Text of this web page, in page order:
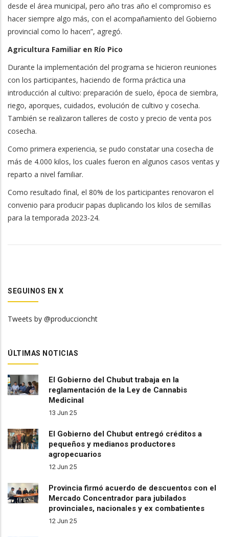
desde el área municipal, pero año tras año el compromiso es
hacer siempre algo más, con el acompañamiento del Gobierno
provincial como lo hacen”, agregó.
Agricultura Familiar en Río Pico
Durante la implementación del programa se hicieron reuniones
con los participantes, haciendo de forma práctica una
introducción al cultivo: preparación de suelo, época de siembra,
riego, aporques, cuidados, evolución de cultivo y cosecha.
También se realizaron talleres de costo y precio de venta pos
cosecha.
Como primera experiencia, se pudo constatar una cosecha de
más de 4.000 kilos, los cuales fueron en algunos casos ventas y
reparto a nivel familiar.
Como resultado final, el 80% de los participantes renovaron el
convenio para producir papas duplicando los kilos de semillas
para la temporada 2023-24.
SEGUINOS EN X
Tweets by @produccioncht
ÚLTIMAS NOTICIAS
El Gobierno del Chubut trabaja en la
reglamentación de la Ley de Cannabis
Medicinal
13 Jun 25
El Gobierno del Chubut entregó créditos a
pequeños y medianos productores
agropecuarios
12 Jun 25
Provincia firmó acuerdo de descuentos con el
Mercado Concentrador para jubilados
provinciales, nacionales y ex combatientes
12 Jun 25